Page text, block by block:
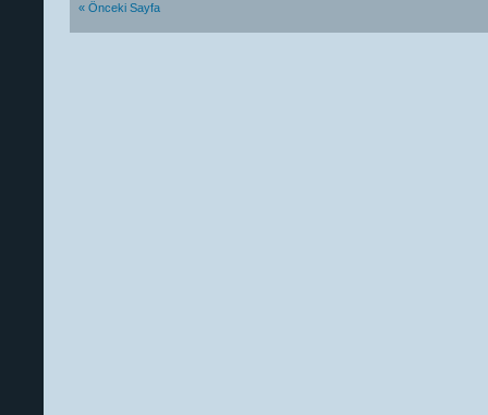
« Önceki Sayfa